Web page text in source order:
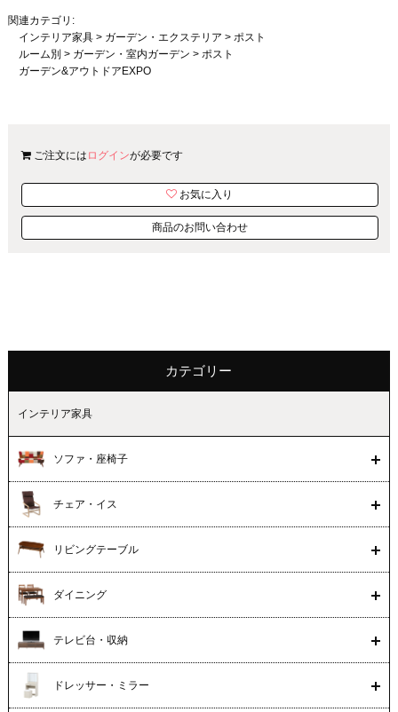
関連カテゴリ:
インテリア家具> ガーデン・エクステリア > ポスト
ルーム別 > ガーデン・室内ガーデン > ポスト
ガーデン&アウトドアEXPO
ご注文には ログインが必要です
お気に入り
商品のお問い合わせ
カテゴリー
インテリア家具
ソファ・座椅子
チェア・イス
リビングテーブル
ダイニング
テレビ台・収納
ドレッサー・ミラー